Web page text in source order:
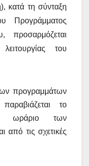
κατά τη σύνταξη
Προγράμματος
προσαρμόζεται
του
προγραμμάτων
το
ωράριο των
από τις σχετικές